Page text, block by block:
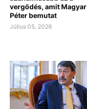
vergődés, amit Magyar
Péter bemutat
Július 05, 2026